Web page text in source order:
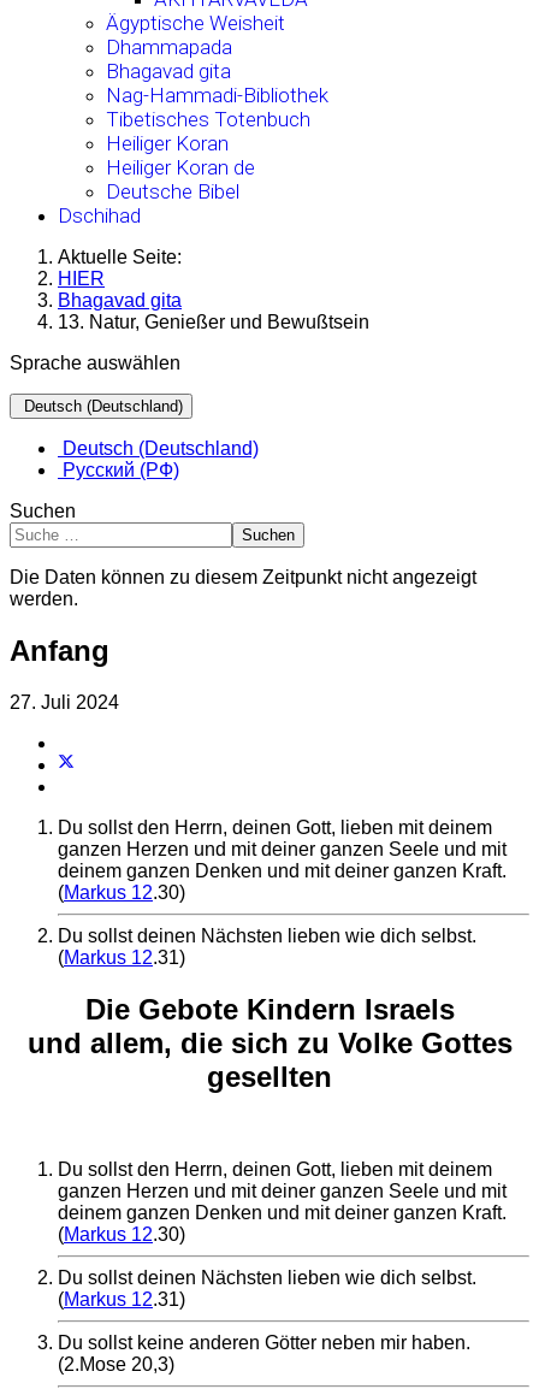
Ägyptische Weisheit
Dhammapada
Bhagavad gita
Nag-Hammadi-Bibliothek
Tibetisches Totenbuch
Heiliger Koran
Heiliger Koran de
Deutsche Bibel
Dschihad
Aktuelle Seite:
HIER
Bhagavad gita
13. Natur, Genießer und Bewußtsein
Sprache auswählen
Deutsch (Deutschland)
Deutsch (Deutschland)
Русский (РФ)
Suchen
Suchen
Die Daten können zu diesem Zeitpunkt nicht angezeigt
werden.
Anfang
27. Juli 2024
Du sollst den Herrn, deinen Gott, lieben mit deinem
ganzen Herzen und mit deiner ganzen Seele und mit
deinem ganzen Denken und mit deiner ganzen Kraft.
(Markus 12.30)
Du sollst deinen Nächsten lieben wie dich selbst.
(Markus 12.31)
Die Gebote Kindern Israels
und allem, die sich zu Volke Gottes
gesellten
Du sollst den Herrn, deinen Gott, lieben mit deinem
ganzen Herzen und mit deiner ganzen Seele und mit
deinem ganzen Denken und mit deiner ganzen Kraft.
(Markus 12.30)
Du sollst deinen Nächsten lieben wie dich selbst.
(Markus 12.31)
Du sollst keine anderen Götter neben mir haben.
(2.Mose 20,3)